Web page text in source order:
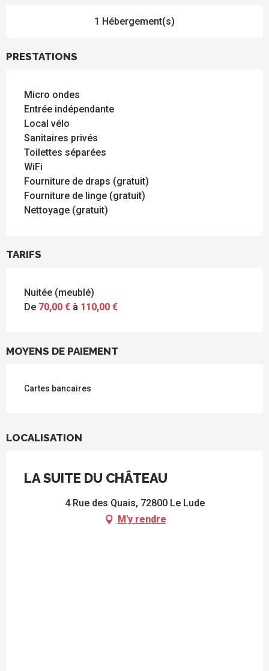
1 Hébergement(s)
PRESTATIONS
Micro ondes
Entrée indépendante
Local vélo
Sanitaires privés
Toilettes séparées
WiFi
Fourniture de draps (gratuit)
Fourniture de linge (gratuit)
Nettoyage (gratuit)
TARIFS
Nuitée (meublé)
De 70,00 € à 110,00 €
MOYENS DE PAIEMENT
Cartes bancaires
LOCALISATION
LA SUITE DU CHÂTEAU
4 Rue des Quais, 72800 Le Lude
M'y rendre